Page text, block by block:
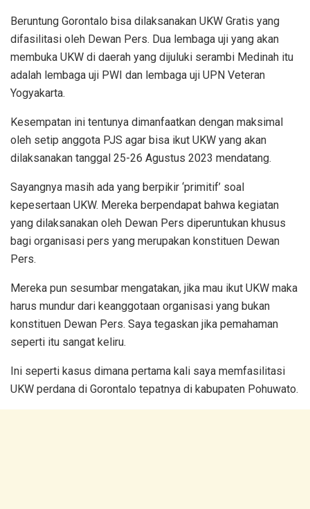
Beruntung Gorontalo bisa dilaksanakan UKW Gratis yang
difasilitasi oleh Dewan Pers. Dua lembaga uji yang akan
membuka UKW di daerah yang dijuluki serambi Medinah itu
adalah lembaga uji PWI dan lembaga uji UPN Veteran
Yogyakarta.
Kesempatan ini tentunya dimanfaatkan dengan maksimal
oleh setip anggota PJS agar bisa ikut UKW yang akan
dilaksanakan tanggal 25-26 Agustus 2023 mendatang.
Sayangnya masih ada yang berpikir ‘primitif’ soal
kepesertaan UKW. Mereka berpendapat bahwa kegiatan
yang dilaksanakan oleh Dewan Pers diperuntukan khusus
bagi organisasi pers yang merupakan konstituen Dewan
Pers.
Mereka pun sesumbar mengatakan, jika mau ikut UKW maka
harus mundur dari keanggotaan organisasi yang bukan
konstituen Dewan Pers. Saya tegaskan jika pemahaman
seperti itu sangat keliru.
Ini seperti kasus dimana pertama kali saya memfasilitasi
UKW perdana di Gorontalo tepatnya di kabupaten Pohuwato.